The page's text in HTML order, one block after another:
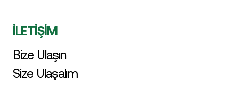
İLETİŞİM
Bize Ulaşın
Size Ulaşalım